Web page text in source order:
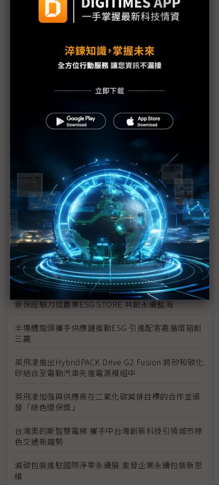
以SEED技術打造更環保永續的網路
方案 落實生態永續發展的願景
東捷資訊推ACE王牌計畫 搶攻企業轉型商機添動能
伊雲谷獲永續獎項雙認證 數位韌性驅動永續發展
啟動Common Criteria產學合作 安華聯網攜手北科大
培育台灣資安人才
裕富支持攸惜關懷協會 推動水電系計畫
裕融企業打造「文化共融 平權共享」公益精神
大同永續搶攻碳權商機 完成高價藍碳交易
麗升能源打造「綠電交易加速器」
宏電科技獲2024新北市友善家庭優質企業殊榮
英飛凌攜手 AWL-Electricity ，以氮化鎵功率半導體
優化無線供電解決方案
新保經驗力挺農業ESG STORE 共創永續藍海
半導體龍頭攜手供應鏈推動ESG 引進配客嘉循環箱創
三贏
英飛凌推出HybridPACK Drive G2 Fusion 將矽和碳化
矽結合至電動汽車先進電源模組中
英飛凌加強與供應商在二氧化碳減排目標的合作並頒
發「綠色環保獎」
台灣奧的斯智慧電梯 攜手中台灣創新科技引領城市綠
色交通新趨勢
減碳包裝進駐國際淨零永續展 激發企業永續包裝新思
維